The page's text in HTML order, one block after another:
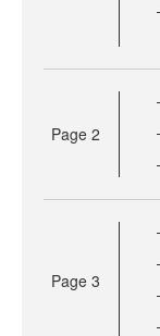
Page 2
Page 3